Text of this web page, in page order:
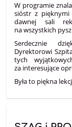
W programie
sióstr z pięknymi
dawnej sali
na wszystkich
Serdecznie
Dyrektorowi
tych
za interesujące
Była to piękna